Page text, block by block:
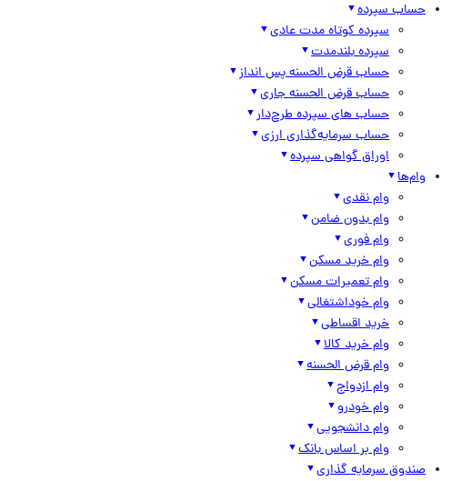
حساب سپرده
سپرده کوتاه مدت عادی
سپرده بلندمدت
حساب قرض الحسنه پس انداز
حساب قرض الحسنه جاری
حساب های سپرده طرح‌دار
حساب سرمایه‌گذاری ارزی
اوراق گواهی سپرده
وام‌ها
وام نقدی
وام بدون ضامن
وام فوری
وام خرید مسکن
وام تعمیرات مسکن
وام خوداشتغالی
خرید اقساطی
وام خرید کالا
وام قرض الحسنه
وام ازدواج
وام خودرو
وام دانشجویی
وام بر اساس بانک
صندوق سرمایه گذاری